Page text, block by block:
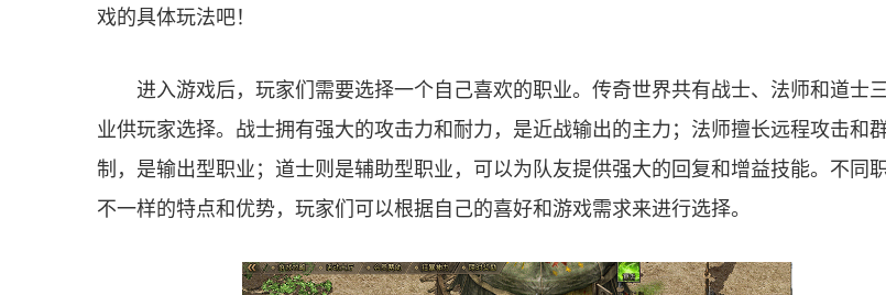
戏的具体玩法吧！
进入游戏后，玩家们需要选择一个自己喜欢的职业。传奇世界共有战士、法师和道士
业供玩家选择。战士拥有强大的攻击力和耐力，是近战输出的主力；法师擅长远程攻击和
制，是输出型职业；道士则是辅助型职业，可以为队友提供强大的回复和增益技能。不同
不一样的特点和优势，玩家们可以根据自己的喜好和游戏需求来进行选择。